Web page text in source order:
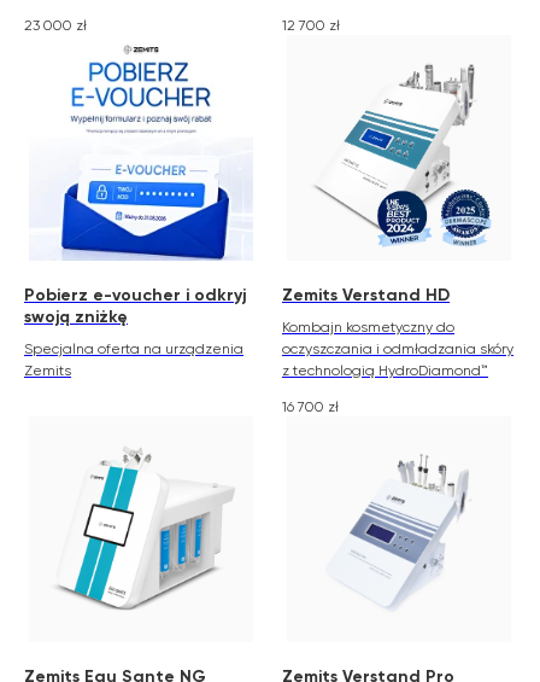
23 000 zł 12 700 zł
Pobierz e-voucher i odkryj
swoją zniżkę
Specjalna oferta na urządzenia
Zemits
Zemits Verstand HD
Kombajn kosmetyczny do
oczyszczania i odmładzania skóry
z technologią HydroDiamond™
16 700 zł
Zemits Eau Sante NG Zemits Verstand Pro